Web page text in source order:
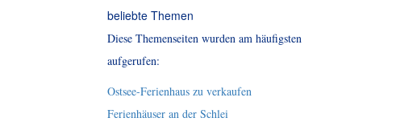
beliebte Themen
Diese Themenseiten wurden am häufigsten
aufgerufen:
Ostsee-Ferienhaus zu verkaufen
Ferienhäuser an der Schlei